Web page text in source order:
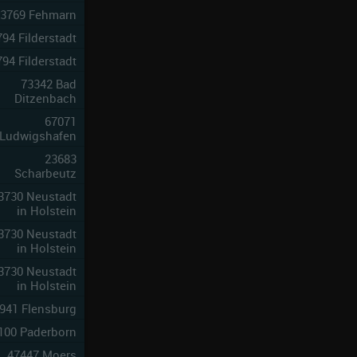
Fehmarn2
Filderstadt5
Filderstadt
10
73342 Bad
Ditzenbach
4
67071
Ludwigshafen
7
23683
Scharbeutz
10
Neustadt
in Holstein
1
Neustadt
in Holstein
1
Neustadt
in Holstein
1
Flensburg6
Paderborn7
4